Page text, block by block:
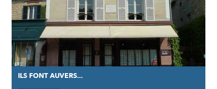
ILS FONT AUVERS...